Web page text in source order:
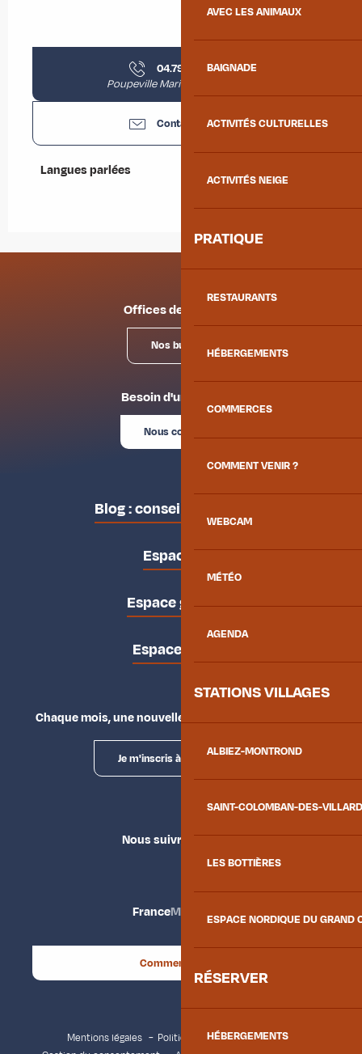
AVEC LES ANIMAUX
BAIGNADE
ACTIVITÉS CULTURELLES
ACTIVITÉS NEIGE
PRATIQUE
RESTAURANTS
HÉBERGEMENTS
COMMERCES
COMMENT VENIR ?
WEBCAM
MÉTÉO
AGENDA
STATIONS VILLAGES
ALBIEZ-MONTROND
SAINT-COLOMBAN-DES-
LES BOTTIÈRES
ESPACE NORDIQUE DU GRAND
RÉSERVER
HÉBERGEMENTS
04.79.85.24.▒▒
Poupeville Marion (Présidente)
Contactez-nous
Langues parlées
Langues parlées
Offices de tourisme
Nos bureaux
Besoin d'un conseil ?
Nous contacter
Blog : conseils des locaux
Espace pro
Espace groupes
Espace presse
Chaque mois, une nouvelle façon d'explorer la vallée.
Je m'inscris à la newsletter
Nous suivre
FranceMaurienne
Comment venir ?
Mentions légales
Politique de confidentialité